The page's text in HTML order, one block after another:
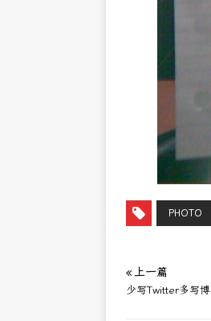
PHOTO
« 上一篇
少写Twitter多写博